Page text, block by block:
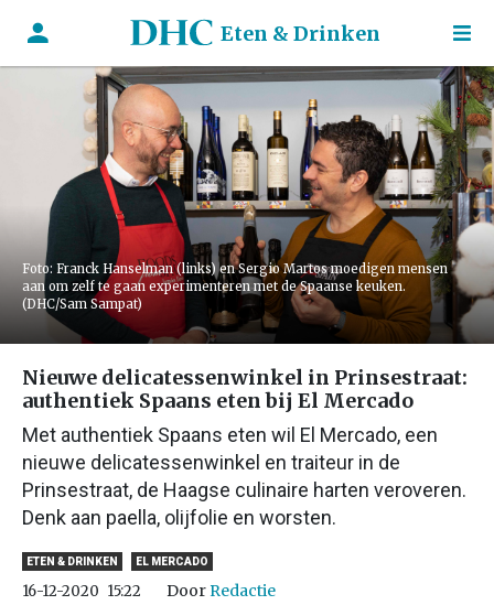
Eten & Drinken
Foto: Franck Hanselman (links) en Sergio Martos moedigen mensen
aan om zelf te gaan experimenteren met de Spaanse keuken.
(DHC/Sam Sampat)
Nieuwe delicatessenwinkel in Prinsestraat:
authentiek Spaans eten bij El Mercado
Met authentiek Spaans eten wil El Mercado, een
nieuwe delicatessenwinkel en traiteur in de
Prinsestraat, de Haagse culinaire harten veroveren.
Denk aan paella, olijfolie en worsten.
ETEN & DRINKEN EL MERCADO
16-12-2020 15:22 DoorRedactie